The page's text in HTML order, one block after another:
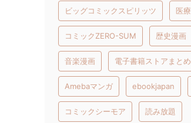
ビッグコミックスピリッツ 医療
コミックZERO-SUM 歴史漫画
音楽漫画 電子書籍ストアまとめ
Amebaマンガ ebookjapan
コミックシーモア 読み放題